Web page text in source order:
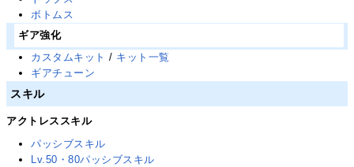
ボトムス
ギア強化
カスタムキット / キット一覧
ギアチューン
スキル
アクトレススキル
パッシブスキル
Lv.50・80パッシブスキル